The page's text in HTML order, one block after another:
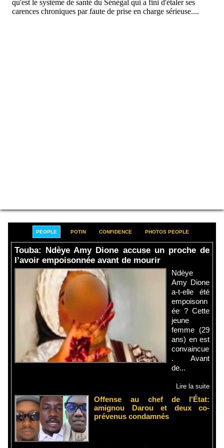
PEOPLE POTIN CONFIDENCE PHOTOS PEOPLE
Touba: Ndèye Amy Dione accuse un proche de
l’avoir empoisonnée avant de mourir
Ndèye
Amy Dione
a-t-elle été
empoisonn
ée ? Cette
jeune
femme (29
ans) en est
convaincue
. Avant
de...
Lire la suite
Offense au chef de l'État:
amignou Darou et deux co-
prévenus condamnés